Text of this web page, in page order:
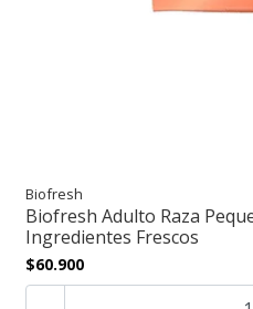
Biofresh
Biofresh Adulto Raza
Ingredientes Frescos
$60.900